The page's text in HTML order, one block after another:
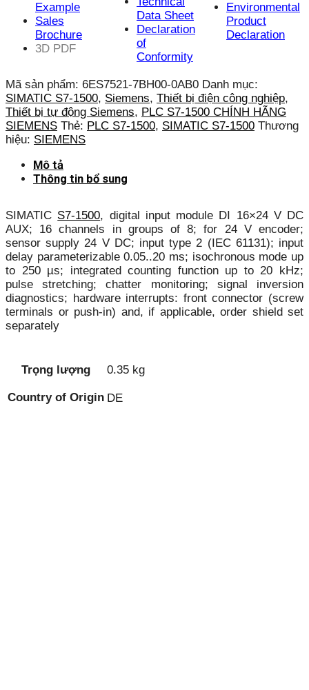
Example
Sales
Brochure
3D PDF
Data Sheet
Declaration
of
Conformity
Environmental
Product
Declaration
Mã sản phẩm: 6ES7521-7BH00-0AB0 Danh mục:
SIMATIC S7-1500, Siemens, Thiết bị điện công nghiệp,
Thiết bị tự động Siemens, PLC S7-1500 CHÍNH HÃNG
SIEMENS Thẻ: PLC S7-1500, SIMATIC S7-1500 Thương
hiệu: SIEMENS
Mô tả
Thông tin bổ sung
SIMATIC S7-1500, digital input module DI 16×24 V DC
AUX; 16 channels in groups of 8; for 24 V encoder;
sensor supply 24 V DC; input type 2 (IEC 61131); input
delay parameterizable 0.05..20 ms; isochronous mode up
to 250 µs; integrated counting function up to 20 kHz;
pulse stretching; chatter monitoring; signal inversion
diagnostics; hardware interrupts: front connector (screw
terminals or push-in) and, if applicable, order shield set
separately
Trọng lượng 0.35 kg
Country of Origin DE